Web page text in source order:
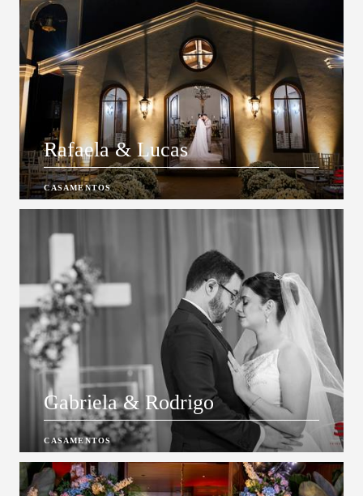
Rafaela & Lucas
CASAMENTOS
Gabriela & Rodrigo
CASAMENTOS